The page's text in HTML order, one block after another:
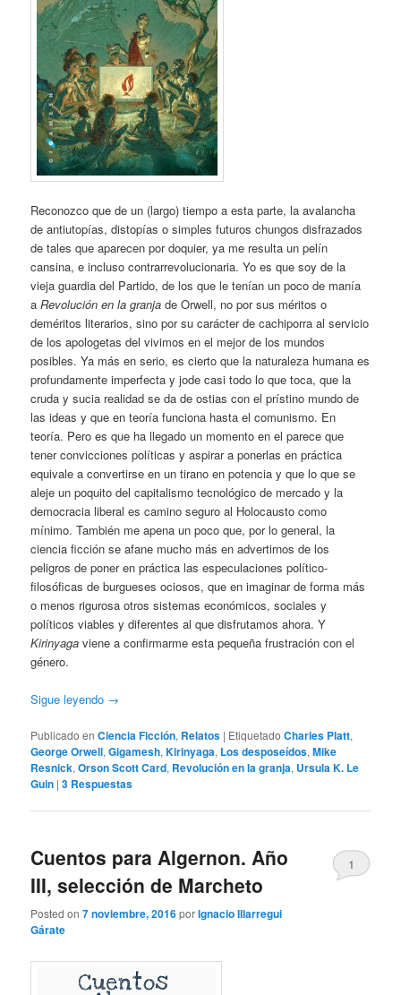
Reconozco que de un (largo) tiempo a esta parte, la avalancha
de antiutopías, distopías o simples futuros chungos disfrazados
de tales que aparecen por doquier, ya me resulta un pelín
cansina, e incluso contrarrevolucionaria. Yo es que soy de la
vieja guardia del Partido, de los que le tenían un poco de manía
aRevolución en la granja de Orwell, no por sus méritos o
deméritos literarios, sino por su carácter de cachiporra al servicio
de los apologetas del vivimos en el mejor de los mundos
posibles. Ya más en serio, es cierto que la naturaleza humana es
profundamente imperfecta y jode casi todo lo que toca, que la
cruda y sucia realidad se da de ostias con el prístino mundo de
las ideas y que en teoría funciona hasta el comunismo. En
teoría. Pero es que ha llegado un momento en el parece que
tener convicciones políticas y aspirar a ponerlas en práctica
equivale a convertirse en un tirano en potencia y que lo que se
aleje un poquito del capitalismo tecnológico de mercado y la
democracia liberal es camino seguro al Holocausto como
mínimo. También me apena un poco que, por lo general, la
ciencia ficción se afane mucho más en advertirnos de los
peligros de poner en práctica las especulaciones político-
filosóficas de burgueses ociosos, que en imaginar de forma más
o menos rigurosa otros sistemas económicos, sociales y
políticos viables y diferentes al que disfrutamos ahora. Y
Kirinyaga viene a confirmarme esta pequeña frustración con el
género.
Sigue leyendo →
Publicado en Ciencia Ficción, Relatos | Etiquetado Charles Platt,
George Orwell,Gigamesh,Kirinyaga, Los desposeídos,Mike
Resnick,Orson Scott Card, Revolución en la granja, Ursula K. Le
Guin |3 Respuestas
Cuentos para Algernon. Año
III, selección de Marcheto
Posted on7 noviembre, 2016porIgnacio Illarregui
Gárate
1